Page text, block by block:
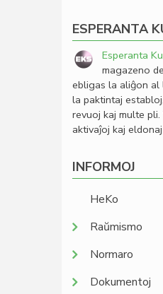
ESPERANTA
Esperanta
magazeno
ebligas la aliĝon al
la paktintaj
revuoj kaj multe
aktivaĵoj kaj
INFORMOJ
HeKo
Raŭmismo
Normaro
Dokumentoj